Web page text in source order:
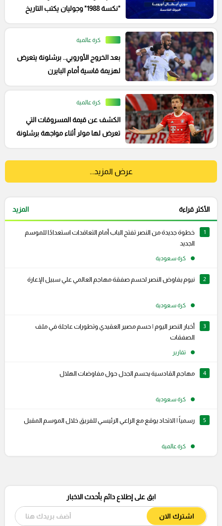
"نكسة 1988" وجوليان يكتب التاريخ
كرة عالمية
بعد الخروج الأوروبي.. برشلونة يتعرض
لهزيمة قاسية أمام البايرن
كرة عالمية
الكشف عن قيمة المسروقات التي
تعرض لها مولر أثناء مواجهة برشلونة
عرض المزيد...
الأكثر قراءة المزيد
1
خطوة جديدة من النصر تفتح الباب أمام التعاقدات استعدادًا للموسم
الجديد
كرة سعودية
2 نيوم يفاوض النصر لحسم صفقة مهاجم العالمي علي سبيل الإعارة
كرة سعودية
3
أخبار النصر اليوم | حسم مصير العقيدي وتطورات عاجلة في ملف
الصفقات
تقارير
4 مهاجم القادسية يحسم الجدل حول مفاوضات الهلال
كرة سعودية
5 رسمياً | الاتحاد يوقع مع الراعي الرئيسي للفريق خلال الموسم المقبل
كرة عالمية
ابق على إطلاع دائم بأحدث الاخبار
اشترك الان